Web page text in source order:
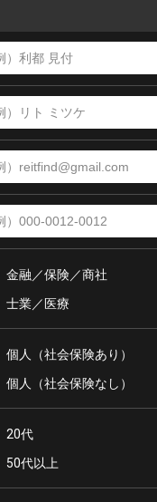
金融／保険／商社
士業／医療
個人（社会保険あり）
個人（社会保険なし）
20代
50代以上